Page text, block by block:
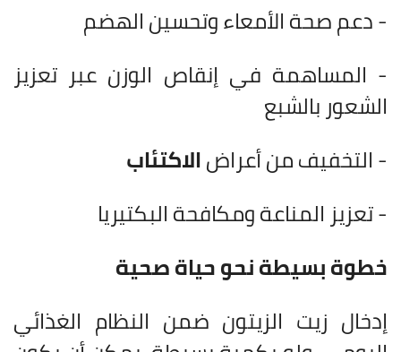
- دعم صحة الأمعاء وتحسين الهضم
- المساهمة في إنقاص الوزن عبر تعزيز
الشعور بالشبع
- التخفيف من أعراضالاكتئاب
- تعزيز المناعة ومكافحة البكتيريا
خطوة بسيطة نحو حياة صحية
إدخال زيت الزيتون ضمن النظام الغذائي